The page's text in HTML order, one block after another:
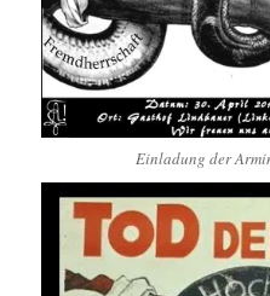
Einladung der